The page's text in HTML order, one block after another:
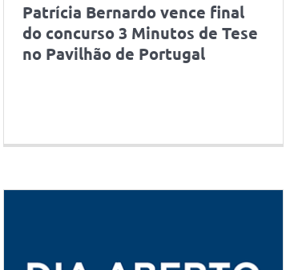
Patrícia Bernardo vence final
do concurso 3 Minutos de Tese
no Pavilhão de Portugal